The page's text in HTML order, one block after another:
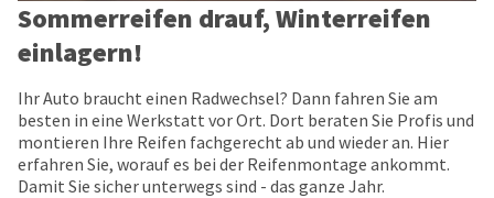
Sommerreifen drauf, Winterreifen
einlagern!
Ihr Auto braucht einen Radwechsel? Dann fahren Sie am
besten in eine Werkstatt vor Ort. Dort beraten Sie Profis und
montieren Ihre Reifen fachgerecht ab und wieder an. Hier
erfahren Sie, worauf es bei der Reifenmontage ankommt.
Damit Sie sicher unterwegs sind - das ganze Jahr.